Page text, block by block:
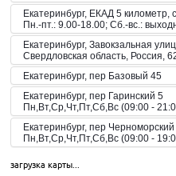
Екатеринбург, ЕКАД 5 километр,
Пн.-пт.: 9.00-18.00; Сб.-вс.:
Екатеринбург, Завокзальная
Свердловская область, Россия,
Екатеринбург, пер Базовый 45
Екатеринбург, пер Гаринский 5
Пн,Вт,Ср,Чт,Пт,Сб,Вс (09:00 -
Екатеринбург, пер Черноморский
Пн,Вт,Ср,Чт,Пт,Сб,Вс (09:00 -
Пн-Вс 10:00-20:00
загрузка карты...